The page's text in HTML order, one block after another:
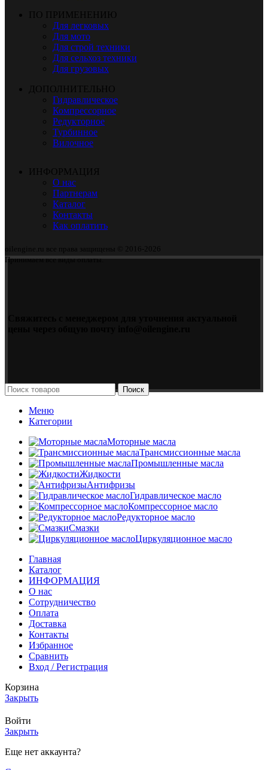
ПО ПРИМЕНЕНИЮ
Для легковых
Для мото
Для строй техники
Для сельхоз техники
Для грузовых
ДОПОЛНИТЕЛЬНО
Гидравлическое
Компрессорное
Редукторное
Турбинное
Вилочное
ИНФОРМАЦИЯ
О нас
Партнерам
Каталог
Контакты
Как оплатить
oilengine.ru все права защищены © 2016-2026
Принимаем все виды оплаты.
Поиск
Меню
Категории
Моторные масла
Трансмиссионные масла
Промышленные масла
Жидкости
Антифризы
Гидравлическое масло
Компрессорное масло
Редукторное масло
Смазки
Циркуляционное масло
Главная
Каталог
ИНФОРМАЦИЯ
О нас
Сотрудничество
Оплата
Доставка
Контакты
Избранное
Сравнить
Вход / Регистрация
Корзина
Закрыть
Войти
Закрыть
Еще нет аккаунта?